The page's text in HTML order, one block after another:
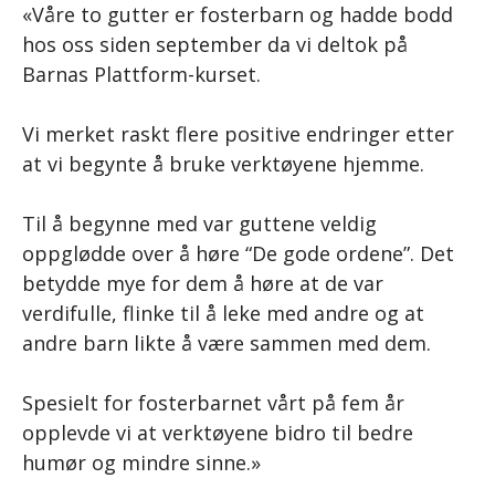
«Våre to gutter er fosterbarn og hadde bodd
hos oss siden september da vi deltok på
Barnas Plattform-kurset.
Vi merket raskt flere positive endringer etter
at vi begynte å bruke verktøyene hjemme.
Til å begynne med var guttene veldig
oppglødde over å høre “De gode ordene”. Det
betydde mye for dem å høre at de var
verdifulle, flinke til å leke med andre og at
andre barn likte å være sammen med dem.
Spesielt for fosterbarnet vårt på fem år
opplevde vi at verktøyene bidro til bedre
humør og mindre sinne.»